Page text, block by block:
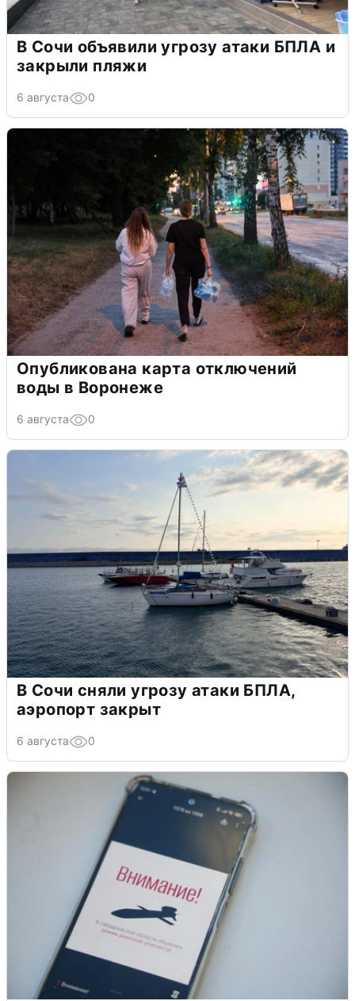
В Сочи объявили угрозу атаки БПЛА и
закрыли пляжи
6 августа 0
Опубликована карта отключений
воды в Воронеже
6 августа 0
В Сочи сняли угрозу атаки БПЛА,
аэропорт закрыт
6 августа 0